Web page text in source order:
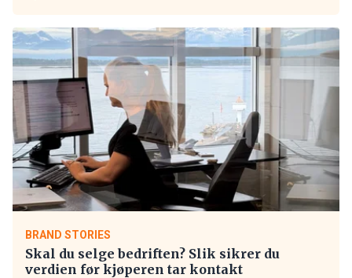
BRAND STORIES
Skal du selge bedriften? Slik sikrer du
verdien før kjøperen tar kontakt